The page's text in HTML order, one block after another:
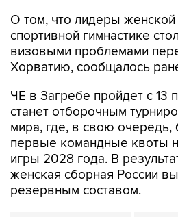
О том, что лидеры женской
спортивной гимнастике
визовыми проблемами
Хорватию, сообщалось
ЧЕ в Загребе пройдет с 13
станет отборочным
мира, где, в свою очередь,
первые командные квоты
игры 2028 года. В
женская сборная России
резервным составом.